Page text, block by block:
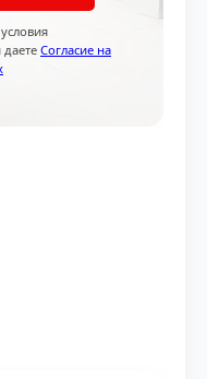
даете Согласие на